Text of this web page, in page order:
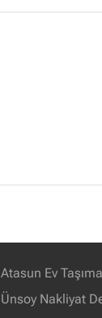
Atasun Ev